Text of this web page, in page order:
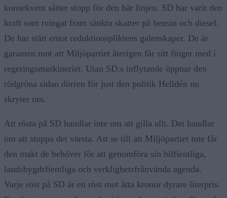
konsekvent sätter stopp för den här linjen. SD har varit den
kraft som tvingat fram sänkta skatter på bensin och diesel.
De har stått emot reduktionspliktens galenskaper. De är
garanten mot att Miljöpartiet återigen får sitt finger med i
regeringsmaskineriet. Utan SD:s inflytande öppnar den
rödgröna sidan dörren för just den politik Helldén nu
skryter om.
Att rösta på SD handlar inte om att gilla allt. Det handlar
om att stoppa det värsta. Att se till att Miljöpartiet inte får
den makt de behöver för att genomföra sin bilfientliga,
landsbygdsfientliga och verklighetsfrånvända agenda.
Varje röst på SD är en röst mot åtta kronor dyrare literpris.